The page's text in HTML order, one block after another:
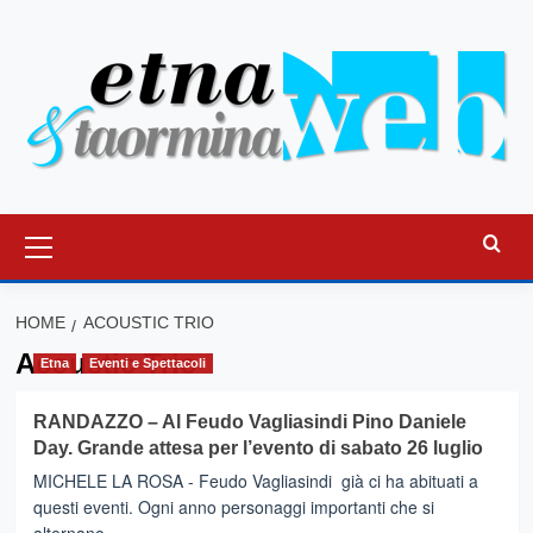
principale
HOME ACOUSTIC TRIO
Acoustic Trio
Etna Eventi e Spettacoli
RANDAZZO – Al Feudo Vagliasindi Pino Daniele
Day. Grande attesa per l’evento di sabato 26 luglio
MICHELE LA ROSA - Feudo Vagliasindi già ci ha abituati a
questi eventi. Ogni anno personaggi importanti che si